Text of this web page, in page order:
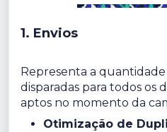
1. Envios
Representa a
disparadas para todos os
aptos no momento da
Otimização de